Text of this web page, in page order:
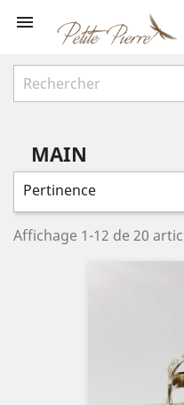

MAIN
Pertinence
Affichage 1-12 de 20